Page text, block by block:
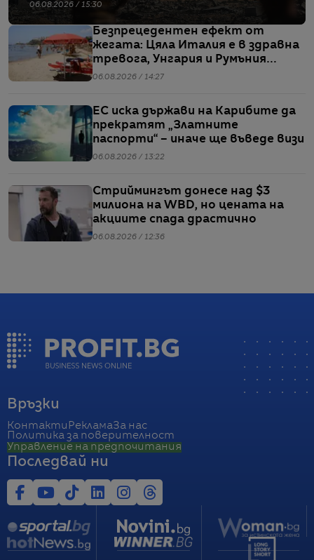
06.08.2026 / 15:30
Безпрецедентен ефект от
жегата: Цяла Италия е в здравна
тревога, Унгария и Румъния
пестят електричество
06.08.2026 / 14:27
ЕС иска държави на Карибите да
прекратят „Златните
паспорти“ – иначе ще въведе визи
06.08.2026 / 13:22
Стриймингът донесе над $3
милиона на WBD, но цената на
акциите спада драстично
06.08.2026 / 12:36
Връзки
Контакти РекламаЗа нас
Политика за поверителност
Управление на предпочитания
Последвай ни